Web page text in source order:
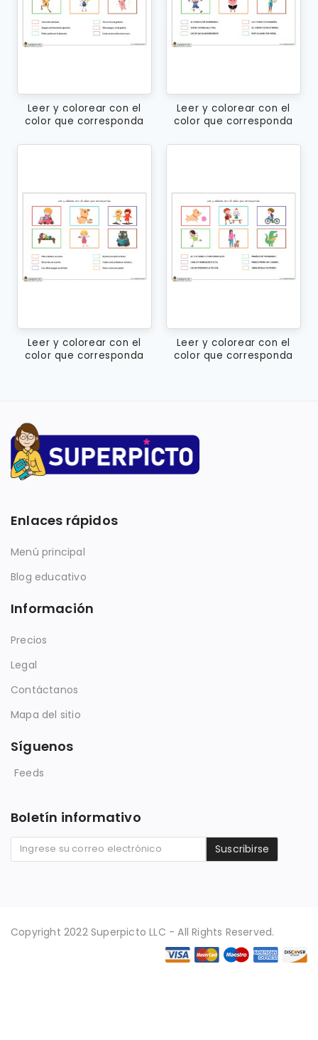
Leer y colorear con el
color que corresponda
Leer y colorear con el
color que corresponda
Leer y colorear con el
color que corresponda
Leer y colorear con el
color que corresponda
Enlaces rápidos
Menú principal
Blog educativo
Información
Precios
Legal
Contáctanos
Mapa del sitio
Síguenos
Feeds
Boletín informativo
Suscribirse
Copyright 2022 Superpicto LLC - All Rights Reserved.